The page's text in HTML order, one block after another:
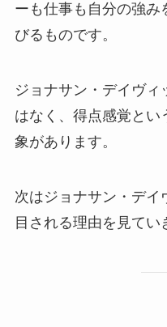
ーも仕事も自分の強み
びるものです。
ジョナサン・デイヴ
はなく、得点感覚とい
象があります。
次はジョナサン・デイ
目される理由を見てい